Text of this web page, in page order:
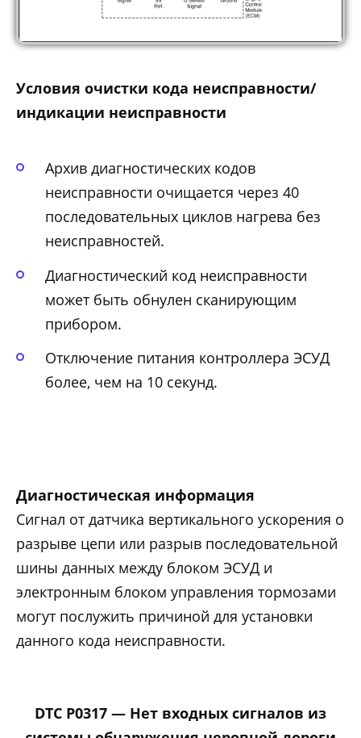
Условия очистки кода неисправности/
индикации неисправности
Архив диагностических кодов
неисправности очищается через 40
последовательных циклов нагрева без
неисправностей.
Диагностический код неисправности
может быть обнулен сканирующим
прибором.
Отключение питания контроллера ЭСУД
более, чем на 10 секунд.
Диагностическая информация
Сигнал от датчика вертикального ускорения о
разрыве цепи или разрыв последовательной
шины данных между блоком ЭСУД и
электронным блоком управления тормозами
могут послужить причиной для установки
данного кода неисправности.
DTC P0317 — Нет входных сигналов из